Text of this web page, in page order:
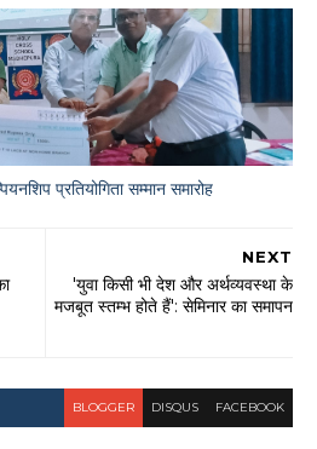
प्रतियोगिता सम्मान समारोह
NEXT
'युवा किसी भी देश और अर्थव्यवस्था के
मजबूत स्तम्भ होते हैं': सेमिनार का समापन
BLOGGER DISQUS FACEBOOK